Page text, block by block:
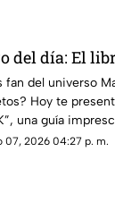
del día: El
fan del universo
Hoy te
una guía
de tus héroes
07, 2026 04:27 p. m.